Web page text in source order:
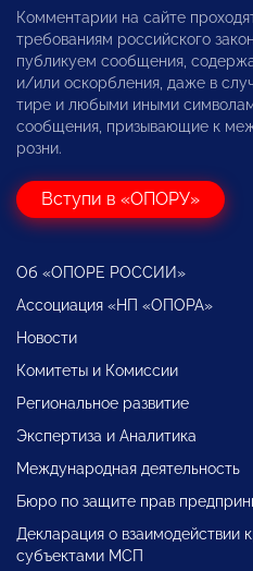
Комментарии на сайте
требованиям российского
публикуем сообщения,
и/или оскорбления, даже в
тире и любыми иными
сообщения, призывающие к
розни.
Вступи в «ОПОРУ»
Об «ОПОРЕ РОССИИ»
Ассоциация «НП «ОПОРА»
Новости
Комитеты и Комиссии
Региональное развитие
Экспертиза и Аналитика
Международная деятельность
Бюро по защите прав
Декларация о взаимодействии
субъектами МСП